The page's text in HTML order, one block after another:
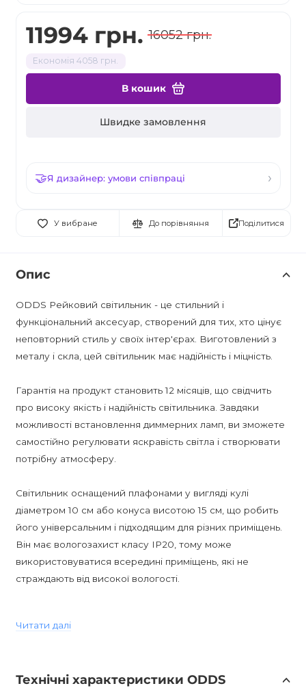
11994 грн. 16052 грн.
Економія 4058 грн.
В кошик
Швидке замовлення
Я дизайнер: умови співпраці
У вибране До порівняння Поділитися
Опис
ODDS Рейковий світильник - це стильний і
функціональний аксесуар, створений для тих, хто цінує
неповторний стиль у своїх інтер'єрах. Виготовлений з
металу і скла, цей світильник має надійність і міцність.
Гарантія на продукт становить 12 місяців, що свідчить
про високу якість і надійність світильника. Завдяки
можливості встановлення диммерних ламп, ви зможете
самостійно регулювати яскравість світла і створювати
потрібну атмосферу.
Світильник оснащений плафонами у вигляді кулі
діаметром 10 см або конуса висотою 15 см, що робить
його універсальним і підходящим для різних приміщень.
Він має вологозахист класу IP20, тому може
використовуватися всередині приміщень, які не
страждають від високої вологості.
типів ламп, що дозволяє адаптувати світильник до
Стиль Mid-Century робить цей світильник актуальним і
Читати далі
Технічні характеристики ODDS